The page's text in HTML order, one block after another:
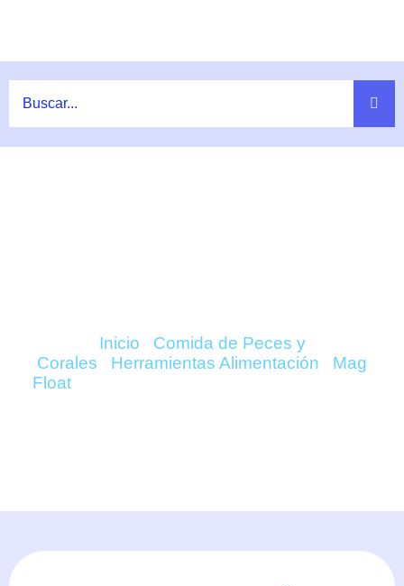
Inicio
Comida de Peces y
Corales
Herramientas Alimentación
Mag
Float/ Clip para Alimentación para SMALL y